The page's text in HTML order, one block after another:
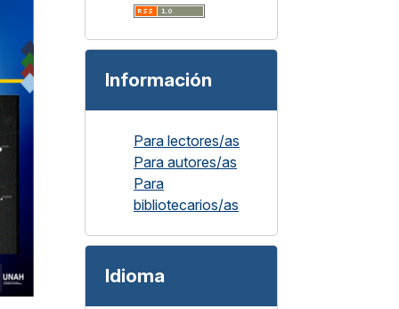
Información
Para lectores/as
Para autores/as
Para
bibliotecarios/as
Idioma